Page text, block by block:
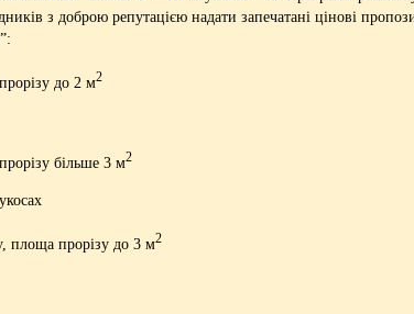
з доброю репутацією надати запечатані цінові
до 2 м2
більше 3 м2
площа прорізу до 3 м2